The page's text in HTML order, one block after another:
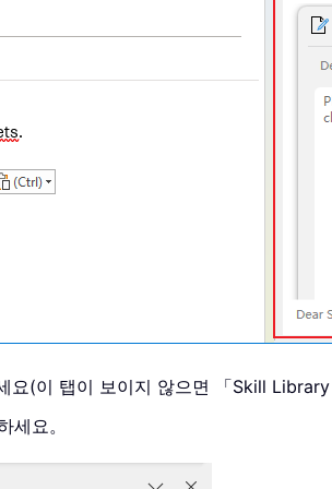
요(이 탭이 보이지 않으면 「Skill
세요。